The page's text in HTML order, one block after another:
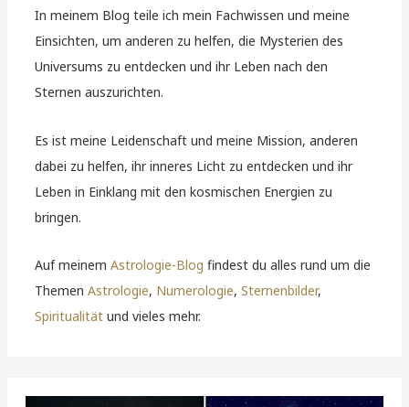
In meinem Blog teile ich mein Fachwissen und meine
Einsichten, um anderen zu helfen, die Mysterien des
Universums zu entdecken und ihr Leben nach den
Sternen auszurichten.
Es ist meine Leidenschaft und meine Mission, anderen
dabei zu helfen, ihr inneres Licht zu entdecken und ihr
Leben in Einklang mit den kosmischen Energien zu
bringen.
Auf meinemAstrologie-Blog findest du alles rund um die
ThemenAstrologie, Numerologie,Sternenbilder,
Spiritualität und vieles mehr.